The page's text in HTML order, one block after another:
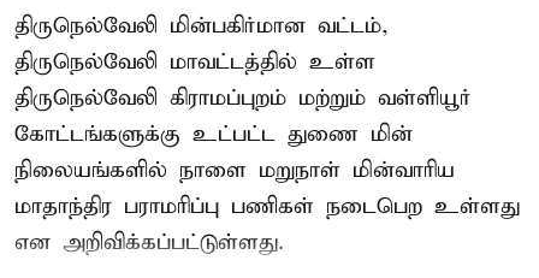
திருநெல்வேலி மின்பகிர்மான வட்டம்,
திருநெல்வேலி மாவட்டத்தில் உள்ள
திருநெல்வேலி கிராமப்புறம் மற்றும் வள்ளியூர்
கோட்டங்களுக்கு உட்பட்ட துணை மின்
நிலையங்களில் நாளை மறுநாள் மின்வாரிய
மாதாந்திர பராமரிப்பு பணிகள் நடைபெற உள்ளது
என அறிவிக்கப்பட்டுள்ளது.